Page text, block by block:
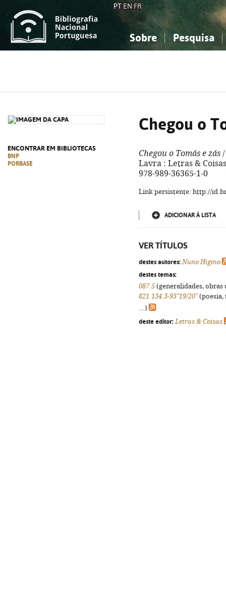
PT EN FR
Sobre Pesquisa
ENCONTRAR EM BIBLIOTECAS
BNP
PORBASE
Chegou o
Chegou o Tomás e zás
Lavra : Letras &
978-989-36365-1-0
Link persistente: http://
ADICIONAR À LISTA
VER TÍTULOS
destes autores: Nuno Higino
destes temas:
087.5 (generalidades,
821.134.3-93"19/20"(poesia,
...)
deste editor: Letras & Coisas